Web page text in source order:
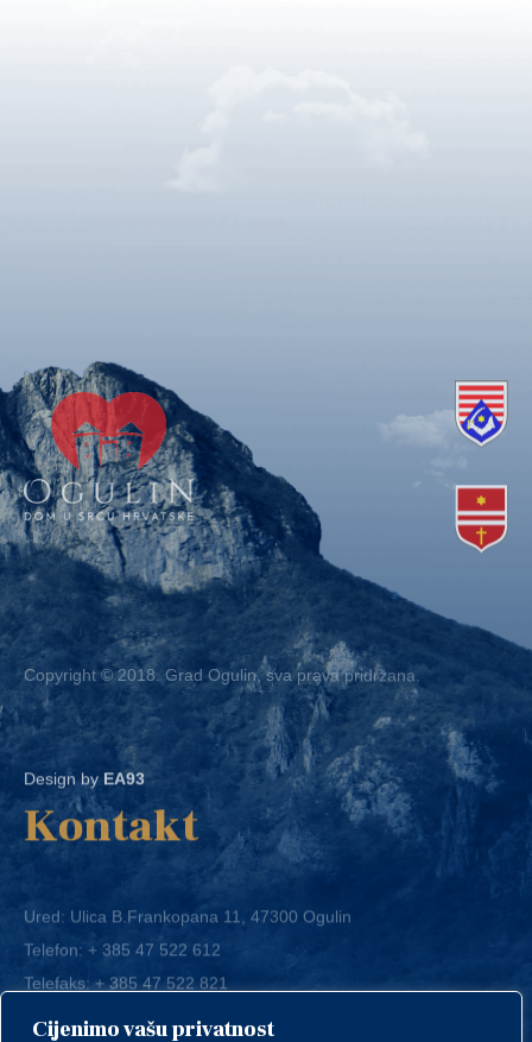
Cijenimo vašu privatnost
Copyright © 2018. Grad Ogulin, sva prava pridržana.
Design by EA93
Kontakt
Telefon:+ 385 47 522 612
Telefaks:+ 385 47 522 821
E-mail:grad-ogulin@ogulin.hr